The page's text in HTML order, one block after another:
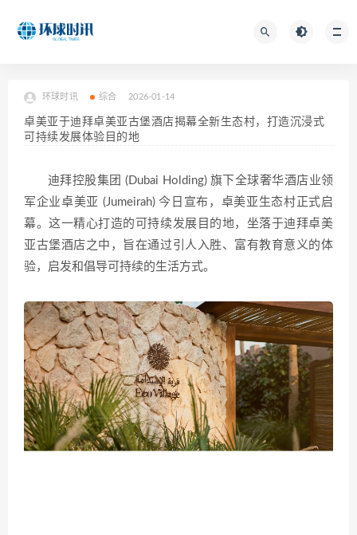
环球时讯 综合 2026-01-14
卓美亚于迪拜卓美亚古堡酒店揭幕全新生态村，打造沉浸式
可持续发展体验目的地
迪拜控股集团 (Dubai Holding) 旗下全球奢华酒店业领
军企业卓美亚 (Jumeirah) 今日宣布，卓美亚生态村正式启
幕。这一精心打造的可持续发展目的地，坐落于迪拜卓美
亚古堡酒店之中，旨在通过引人入胜、富有教育意义的体
验，启发和倡导可持续的生活方式。